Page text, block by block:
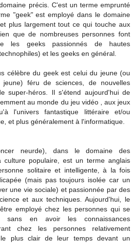
précis. C'est un terme emprunté
"geek" est employé dans le domaine
plus largement tout ce qui touche aux
que de nombreuses personnes font
les geeks passionnés de hautes
et les geeks en général.
célèbre du geek est celui du jeune (ou
féru de sciences, de nouvelles
super-héros. Il s'étend aujourd'hui de
au monde du jeu vidéo , aux jeux
l'univers fantastique littéraire et/ou
et plus généralement à l'informatique.
neurde), dans le domaine des
culture populaire, est un terme anglais
solitaire et intelligente, à la fois
(mais pas toujours isolée car un
une vie sociale) et passionnée par des
et aux techniques. Aujourd'hui, le
employé chez les personnes qui se
sans en avoir les connaissances
chez les personnes relativement
le plus clair de leur temps devant un